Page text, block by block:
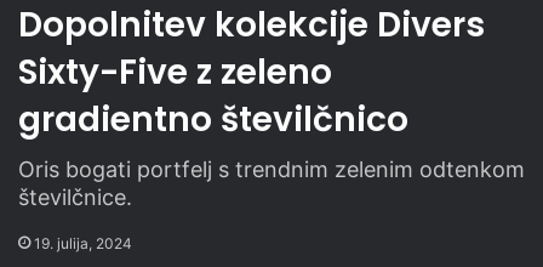
Dopolnitev kolekcije Divers
Sixty-Five z zeleno
gradientno številčnico
Oris bogati portfelj s trendnim zelenim odtenkom
številčnice.
19. julija, 2024